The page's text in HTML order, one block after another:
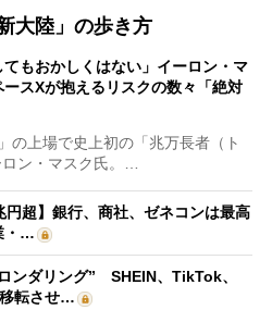
大陸」の歩き方
てもおかしくはない」イーロン・マ
ースXが抱えるリスクの数々「絶対
上場で史上初の「兆万長者（ト
ン・マスク氏。…
円超】銀行、商社、ゼネコンは最高
・…
ンダリング” SHEIN、TikTok、
転させ…